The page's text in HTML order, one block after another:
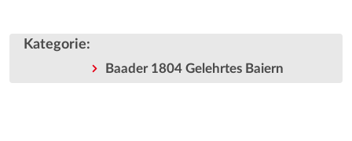
Kategorie:
Baader 1804 Gelehrtes Baiern